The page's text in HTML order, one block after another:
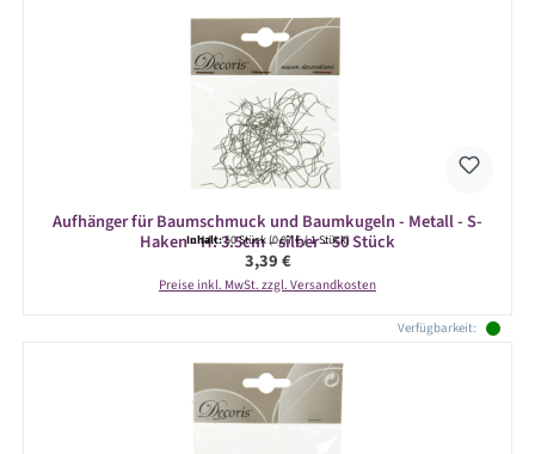
Aufhänger für Baumschmuck und Baumkugeln - Metall - S-
Haken - H: 3.5cm - silber - 50 Stück
Inhalt:50 Stück(0,07 € / 1 Stück)
Regulärer Preis:
3,39 €
Preise inkl. MwSt. zzgl. Versandkosten
Verfügbarkeit: